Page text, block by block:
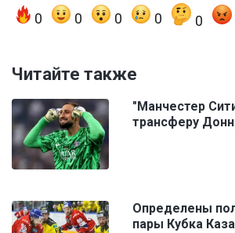
0 0 0 0 0
Читайте также
"Манчестер
трансферу
Определены
пары Кубка